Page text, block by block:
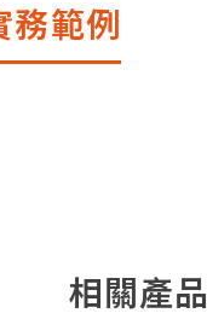
務範例
茶
相關產品